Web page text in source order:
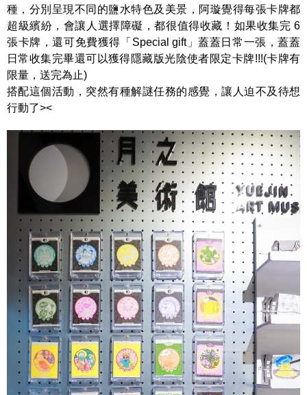
種，分別呈現不同的鹽水特色及美景，阿璇覺得每張卡牌都
超級繽紛，會讓人選擇障礙，都很值得收藏！如果收集完 6
張卡牌，還可免費獲得「Special gift」蓋蓋日常一張，蓋蓋
日常收集完畢還可以獲得隱藏版光陰使者限定卡牌!!!(卡牌有
限量，送完為止)
搭配這個活動，突然有種解謎任務的感覺，讓人迫不及待想
行動了><